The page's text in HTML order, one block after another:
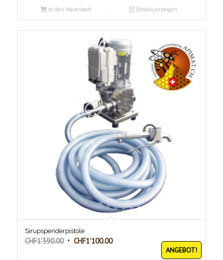
In den Warenkorb Details anzeigen
Sirupspenderpistole
CHF1'390.00 Ursprünglicher
CHF1'100.00Aktueller
ANGEBOT!